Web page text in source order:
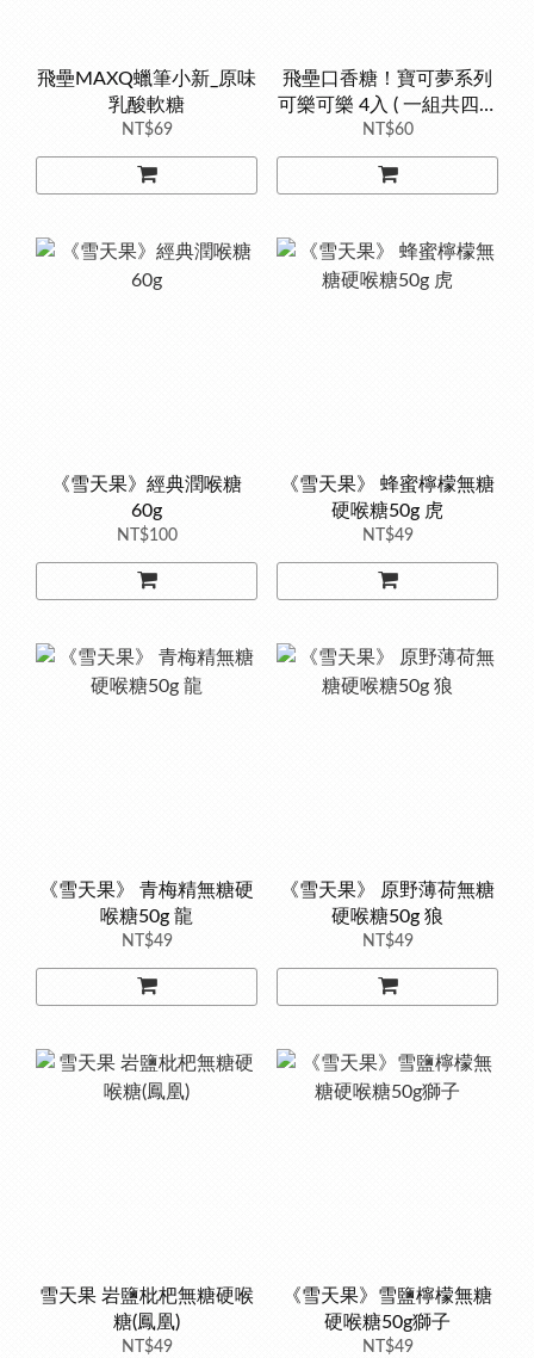
飛壘MAXQ蠟筆小新_原味
乳酸軟糖
NT$69
飛壘口香糖！寶可夢系列
可樂可樂 4入 ( 一組共四款
圖案 )
NT$60
《雪天果》經典潤喉糖
60g
NT$100
《雪天果》 蜂蜜檸檬無糖
硬喉糖50g 虎
NT$49
《雪天果》 青梅精無糖硬
喉糖50g 龍
NT$49
《雪天果》 原野薄荷無糖
硬喉糖50g 狼
NT$49
雪天果 岩鹽枇杷無糖硬喉
糖(鳳凰)
NT$49
《雪天果》雪鹽檸檬無糖
硬喉糖50g獅子
NT$49